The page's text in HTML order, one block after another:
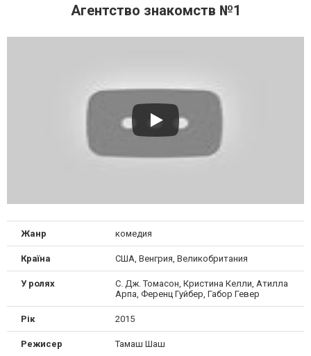
Агентство знакомств №1
Жанр комедия
Країна США, Венгрия, Великобритания
У ролях
С. Дж. Томасон, Кристина Келли, Атилла
Арпа, Ференц Гуйбер, Габор Гевер
Рік 2015
Режисер Тамаш Шаш